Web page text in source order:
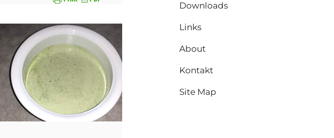
Downloads
Links
About
Kontakt
Site Map